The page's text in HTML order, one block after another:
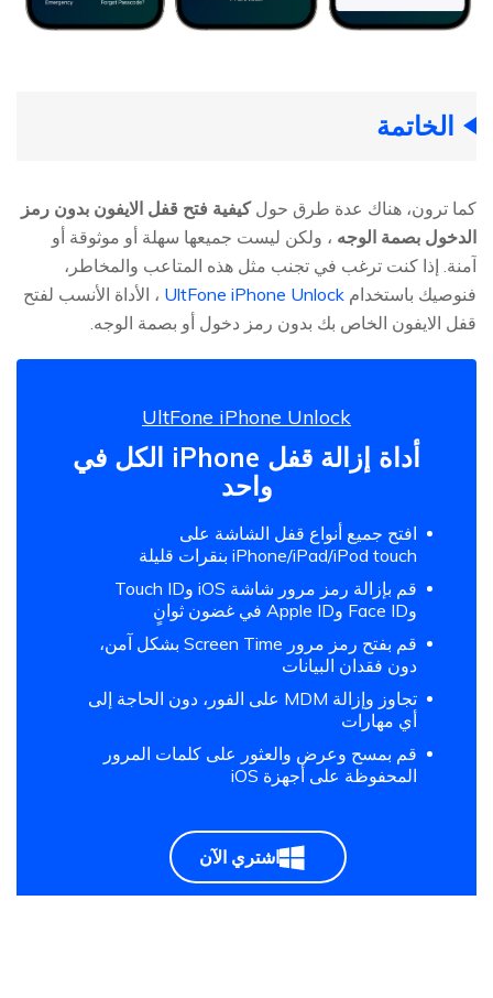
الخاتمة
كما ترون، هناك عدة طرق حولكيفية فتح قفل الايفون بدون رمز
الدخول بصمة الوجه ، ولكن ليست جميعها سهلة أو موثوقة أو
آمنة. إذا كنت ترغب في تجنب مثل هذه المتاعب والمخاطر،
فنوصيك باستخدام UltFone iPhone Unlock ، الأداة الأنسب لفتح
قفل الايفون الخاص بك بدون رمز دخول أو بصمة الوجه.
UltFone iPhone Unlock
أداة إزالة قفل iPhone الكل في
واحد
افتح جميع أنواع قفل الشاشة على
iPhone/iPad/iPod touch بنقرات قليلة
قم بإزالة رمز مرور شاشة iOS وTouch ID
وFace ID وApple ID في غضون ثوانٍ
قم بفتح رمز مرور Screen Time بشكل آمن،
دون فقدان البيانات
تجاوز وإزالة MDM على الفور، دون الحاجة إلى
أي مهارات
قم بمسح وعرض والعثور على كلمات المرور
المحفوظة على أجهزة iOS
اشتري الآن